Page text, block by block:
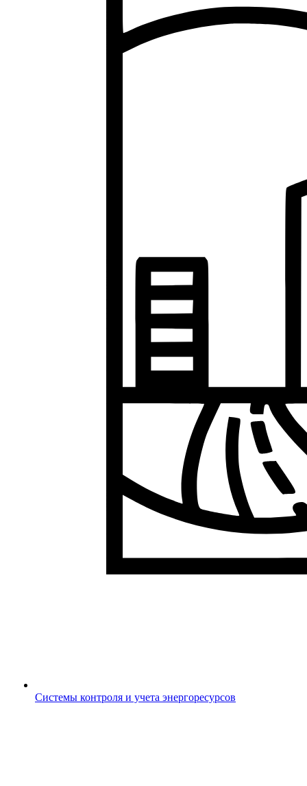
Системы контроля и учета энергоресурсов